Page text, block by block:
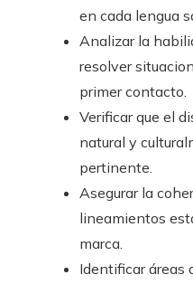
en cada lengua
Analizar la
resolver
primer contacto.
Verificar que el
natural y
pertinente.
Asegurar la
lineamientos
marca.
Identificar áreas